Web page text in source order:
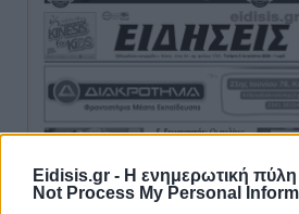
Eidisis.gr - Η ενημερωτική πύλη
Not Process My Personal